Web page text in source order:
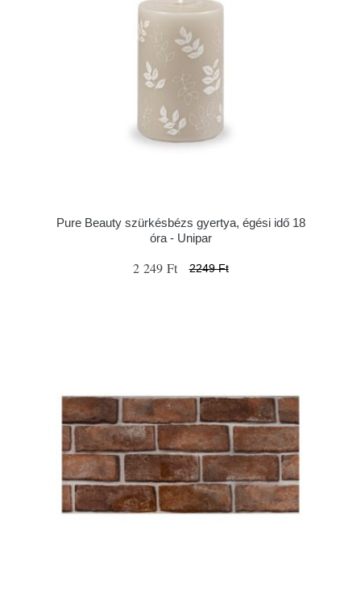
Pure Beauty szürkésbézs gyertya, égési idő 18
óra - Unipar
2 249 Ft 2249 Ft